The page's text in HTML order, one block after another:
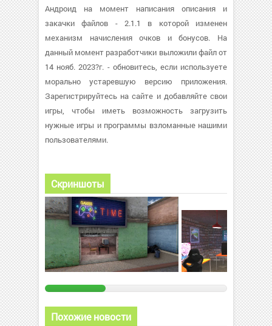
Андроид на момент написания описания и
закачки файлов - 2.1.1 в которой изменен
механизм начисления очков и бонусов. На
данный момент разработчики выложили файл от
14 нояб. 2023?г. - обновитесь, если используете
морально устаревшую версию приложения.
Зарегистрируйтесь на сайте и добавляйте свои
игры, чтобы иметь возможность загрузить
нужные игры и программы взломанные нашими
пользователями.
Скриншоты
Похожие новости